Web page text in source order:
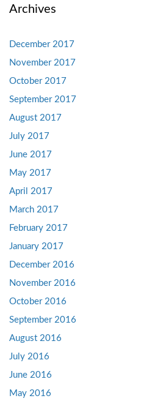
Archives
December 2017
November 2017
October 2017
September 2017
August 2017
July 2017
June 2017
May 2017
April 2017
March 2017
February 2017
January 2017
December 2016
November 2016
October 2016
September 2016
August 2016
July 2016
June 2016
May 2016